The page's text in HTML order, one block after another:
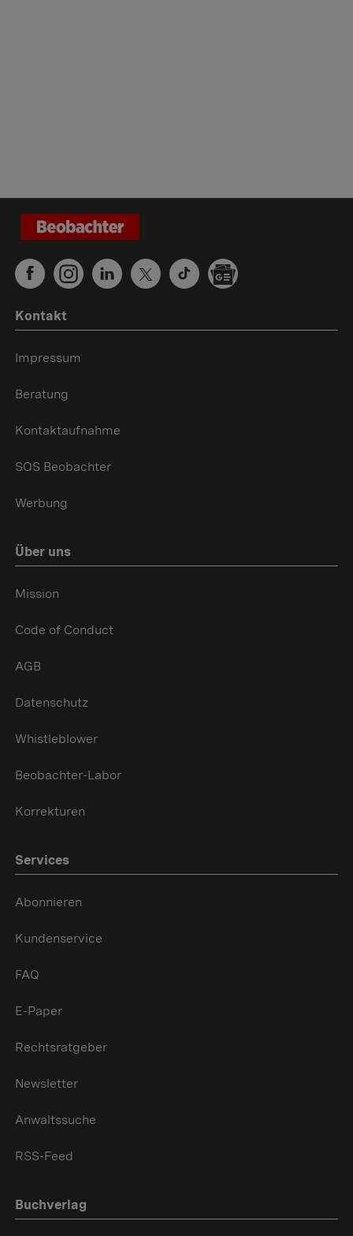
Kontakt
Impressum
Beratung
Kontaktaufnahme
SOS Beobachter
Werbung
Über uns
Mission
Code of Conduct
AGB
Datenschutz
Whistleblower
Beobachter-Labor
Korrekturen
Services
Abonnieren
Kundenservice
FAQ
E-Paper
Rechtsratgeber
Newsletter
Anwaltssuche
RSS-Feed
Buchverlag